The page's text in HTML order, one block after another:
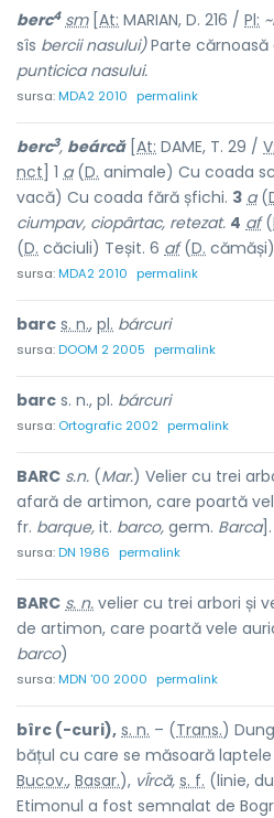
berc4 sm[ At: MARIAN, D. 216 / Pl:
sîs bercii nasului)Parte cărnoasă
punticica nasului.
sursa:MDA2 2010 permalink
berc3, beárcă[ At: DAME, T. 29 /
nct ] 1 a(D. animale) Cu coada
vacă) Cu coada fără șfichi. 3 a(
ciumpav, ciopârtac, retezat. 4 af(
(D. căciuli) Teșit. 6 af(D.
sursa:MDA2 2010 permalink
barc s. n., pl. bárcuri
sursa:DOOM 2 2005 permalink
barc s. n., pl. bárcuri
sursa: Ortografic 2002 permalink
BARC s.n. (Mar.) Velier cu trei
afară de artimon, care poartă
fr. barque, it. barco, germ. Barca].
sursa:DN 1986 permalink
BARC s. n. velier cu trei arbori și
de artimon, care poartă vele
barco)
sursa:MDN '00 2000 permalink
bîrc (-curi), s. n. – (Trans.)
bățul cu care se măsoară
Bucov., Basar.), vÎrcă, s. f. (linie,
Etimonul a fost semnalat de